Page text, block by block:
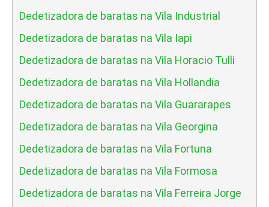
Dedetizadora de baratas na Vila Industrial
Dedetizadora de baratas na Vila Iapi
Dedetizadora de baratas na Vila Horacio Tulli
Dedetizadora de baratas na Vila Hollandia
Dedetizadora de baratas na Vila Guararapes
Dedetizadora de baratas na Vila Georgina
Dedetizadora de baratas na Vila Fortuna
Dedetizadora de baratas na Vila Formosa
Dedetizadora de baratas na Vila Ferreira Jorge